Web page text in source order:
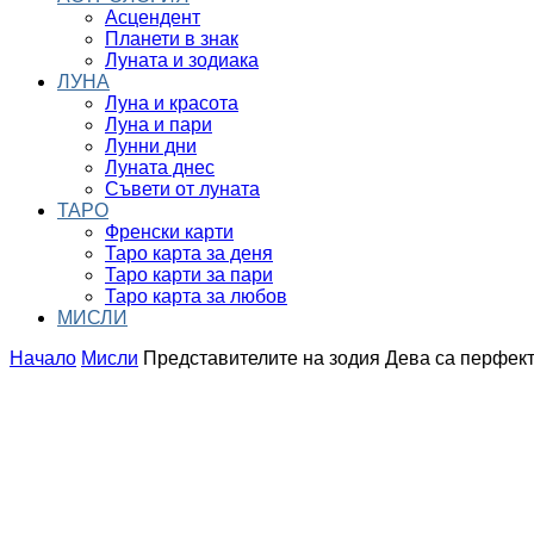
Асцендент
Планети в знак
Луната и зодиака
ЛУНА
Луна и красота
Луна и пари
Лунни дни
Луната днес
Съвети от луната
ТАРО
Френски карти
Таро карта за деня
Таро карти за пари
Таро карта за любов
МИСЛИ
Начало Мисли Представителите на зодия Дева са